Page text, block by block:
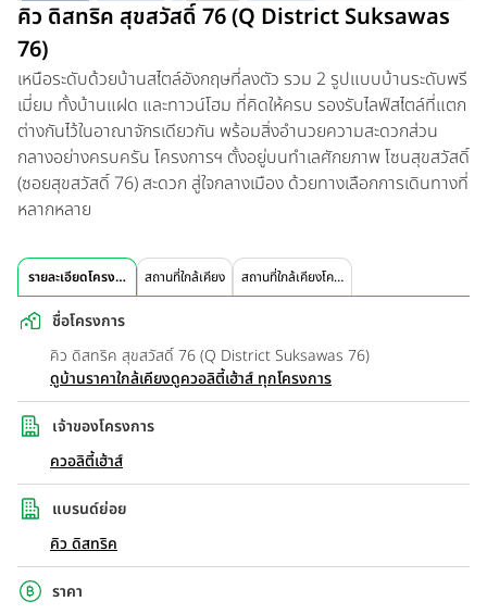
คิว ดิสทริค สุขสวัสดิ์ 76 (Q District Suksawas
76)
เหนือระดับด้วยบ้านสไตล์อังกฤษที่ลงตัว รวม 2 รูปแบบบ้านระดับพรี
เมี่ยม ทั้งบ้านแฝด และทาวน์โฮม ที่คิดให้ครบ รองรับไลฟ์สไตล์ที่แตก
ต่างกันไว้ในอาณาจักรเดียวกัน พร้อมสิ่งอำนวยความสะดวกส่วน
กลางอย่างครบครัน โครงการฯ ตั้งอยู่บนทำเลศักยภาพ โซนสุขสวัสดิ์
(ซอยสุขสวัสดิ์ 76) สะดวก สู่ใจกลางเมือง ด้วยทางเลือกการเดินทางที่
หลากหลาย
รายละเอียดโครงการ สถานที่ใกล้เคียง สถานที่ใกล้เคียงโครงการ
ชื่อโครงการ
คิว ดิสทริค สุขสวัสดิ์ 76 (Q District Suksawas 76)
ดูบ้านราคาใกล้เคียงดูควอลิตี้เฮ้าส์ ทุกโครงการ
เจ้าของโครงการ
ควอลิตี้เฮ้าส์
แบรนด์ย่อย
คิว ดิสทริค
ราคา